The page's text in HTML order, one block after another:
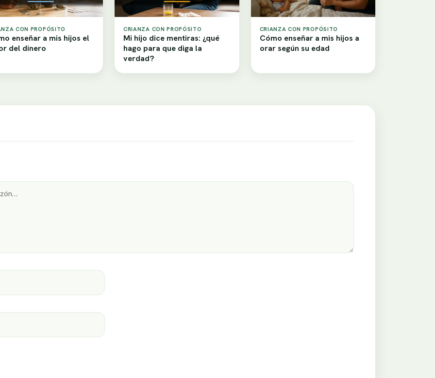
CON PROPÓSITO
enseñar a mis hijos el
del dinero
CRIANZA CON PROPÓSITO
Mi hijo dice mentiras: ¿qué
hago para que diga la
verdad?
CRIANZA CON PROPÓSITO
Cómo enseñar a mis hijos a
orar según su edad